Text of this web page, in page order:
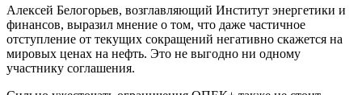
Алексей Белогорьев, возглавляющий Институт энергетики и
финансов, выразил мнение о том, что даже частичное
отступление от текущих сокращений негативно скажется на
мировых ценах на нефть. Это не выгодно ни одному
участнику соглашения.